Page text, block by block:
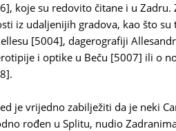
koje su redovito čitane i u Zadru.
iz udaljenijih gradova, kao što
[5004], dagerografiji
i optike u Beču [5007] ili o
je vrijedno zabilježiti da je neki
rođen u Splitu, nudio